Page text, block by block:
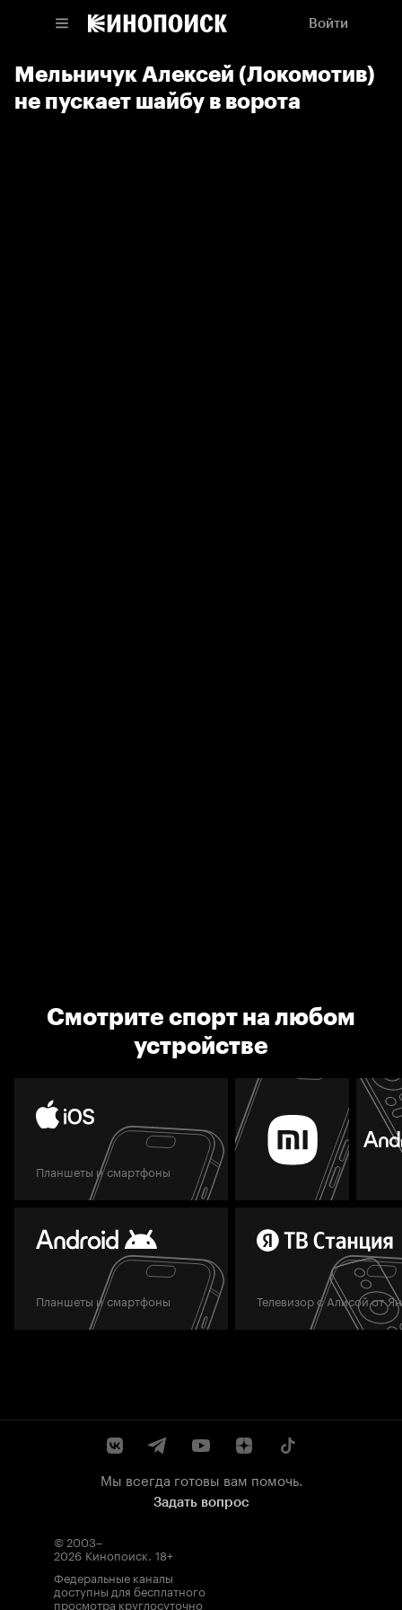
Войти
Мельничук Алексей (Локомотив)
не пускает шайбу в ворота
Смотрите спорт на любом
устройстве
Планшеты и смартфоны
Планшеты и смартфоны Телевизор с Алисой от
Мы всегда готовы вам помочь.
Задать вопрос
© 2003–
2026 Кинопоиск. 18+
Федеральные каналы
доступны для бесплатного
просмотра круглосуточно